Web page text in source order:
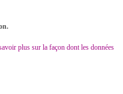
plus sur la façon dont les données